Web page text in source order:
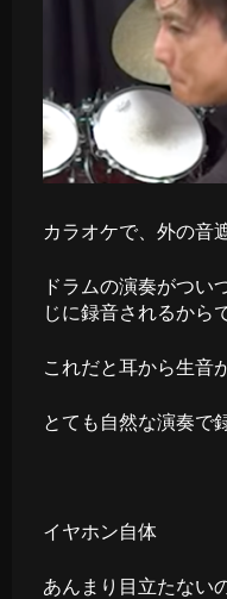
カラオケで、外の音
ドラムの演奏がつい
じに録音されるから
これだと耳から生音
とても自然な演奏で
イヤホン自体
あんまり目立たない